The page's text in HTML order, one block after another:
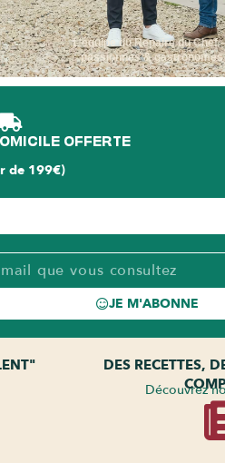
L'équipe du Repaire du Chef
passionnés & gastronomes
OFFERTE
de 199€)
JE M'ABONNE
DES RECETTES,
Découvrez